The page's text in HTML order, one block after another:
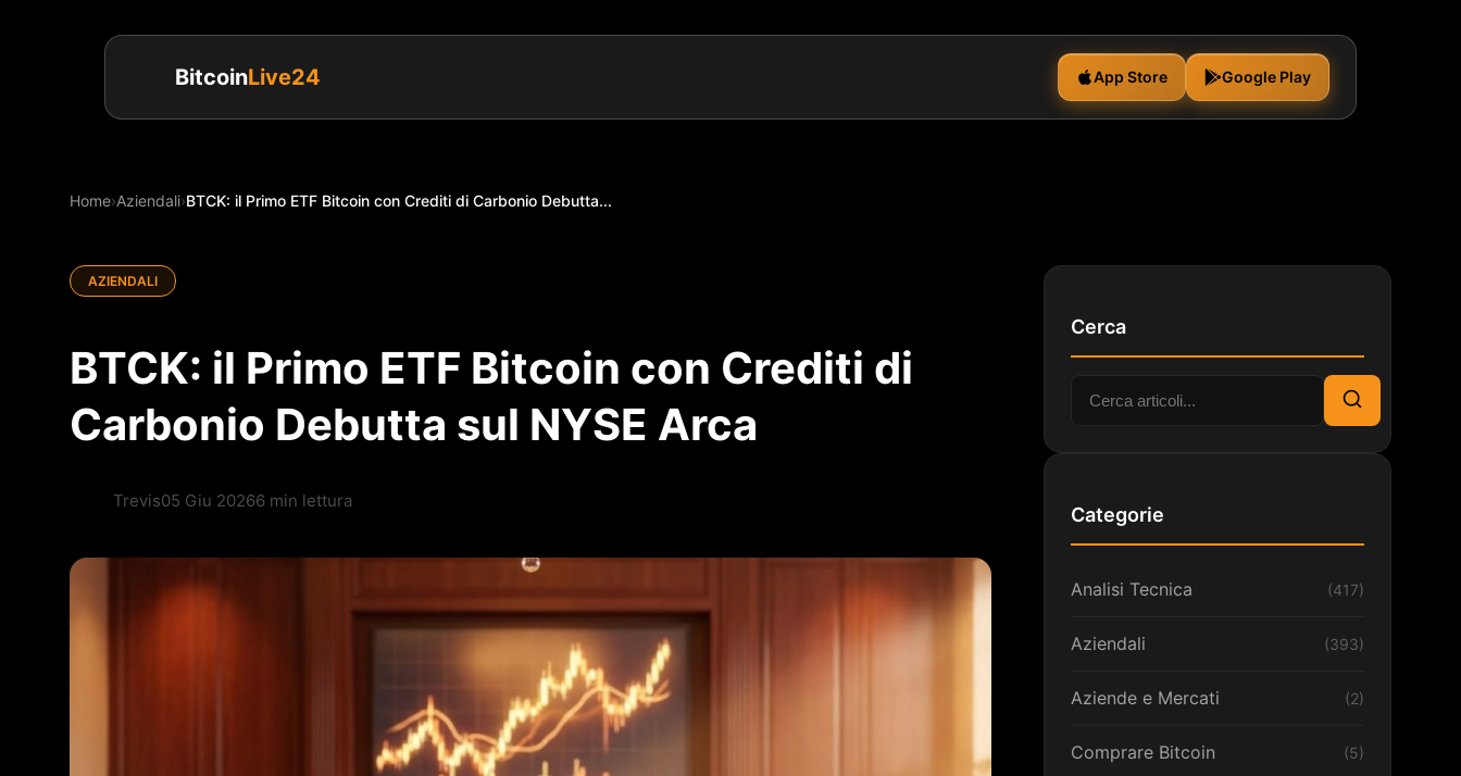
BitcoinLive24 App Store Google Play
Home›Aziendali›BTCK: il Primo ETF Bitcoin con Crediti di Carbonio Debutta...
AZIENDALI
BTCK: il Primo ETF Bitcoin con Crediti di
Carbonio Debutta sul NYSE Arca
Trevis05 Giu 20266 min lettura
Cerca
Cerca:
Cerca
Categorie
Analisi Tecnica (417)
Aziendali (393)
Aziende e Mercati (2)
Comprare Bitcoin (5)